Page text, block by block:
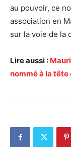
au pouvoir, ce
association en
sur la voie de la
Lire aussi :
nommé à la